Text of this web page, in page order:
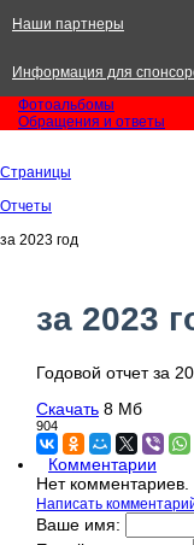
Наши партнеры
Информация для
Фотоальбомы
Обращения и ответы
Страницы
Отчеты
за 2023 год
за 2023
Годовой отчет за
Скачать 8 Мб
904
Комментарии
Нет
Написать
Ваше имя: